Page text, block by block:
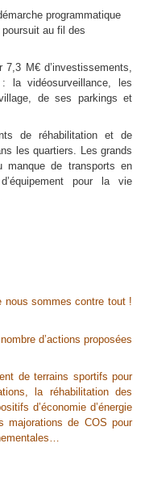
programmatique
au fil des
M€ d’investissements,
la vidéosurveillance, les
village, de ses parkings et
de réhabilitation et de
les quartiers. Les grands
manque de transports en
pour la vie
nous sommes contre tout !
d’actions proposées
de terrains sportifs pour
la réhabilitation des
d’économie d’énergie
majorations de COS pour